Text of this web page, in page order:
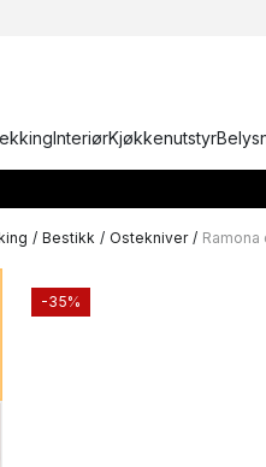
InteriørKjøkkenutstyr
/ Bestikk / Ostekniver /
-35%